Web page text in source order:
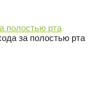
полостью рта
за полостью рта